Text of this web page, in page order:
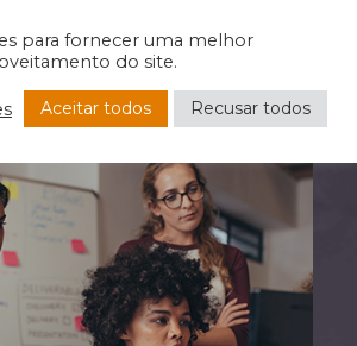
para fornecer uma melhor
do site.
Aceitar todos Recusar todos